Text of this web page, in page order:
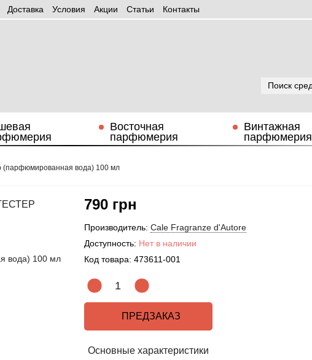
Доставка Условия Aкции Статьи Контакты
Восточная
парфюмерия
Винтажная
парфюмерия
(парфюмированная вода) 100 мл
790 грн
Производитель: Cale Fragranze d'Autore
Доступность: Нет в наличии
Код товара: 473611-001
ПРЕДЗАКАЗ
Основные характеристики